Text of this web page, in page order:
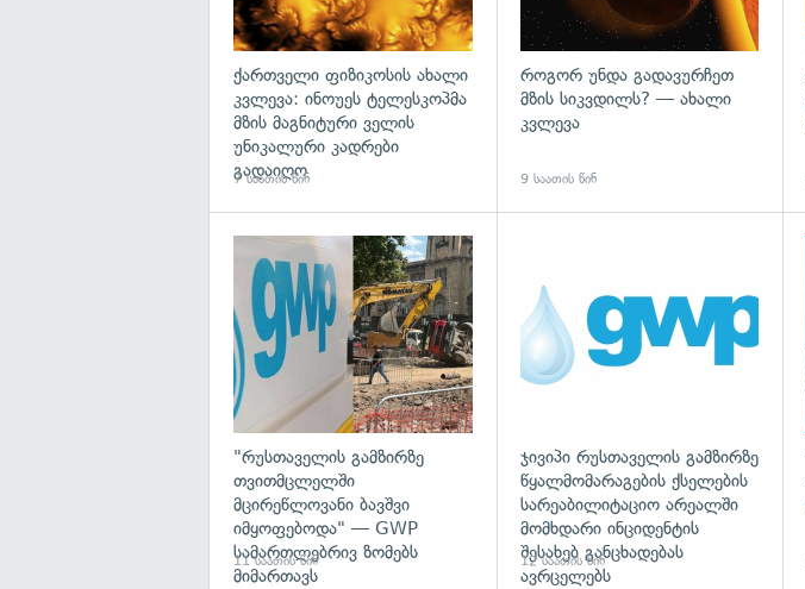
ქართველი ფიზიკოსის ახალი
კვლევა: ინოუეს ტელესკოპმა
მზის მაგნიტური ველის
უნიკალური კადრები
გადაიღო
7 საათის წინ
როგორ უნდა გადავურჩეთ
მზის სიკვდილს? — ახალი
კვლევა
9 საათის წინ
"რუსთაველის გამზირზე
თვითმცლელში
მცირეწლოვანი ბავშვი
იმყოფებოდა" — GWP
სამართლებრივ ზომებს
მიმართავს
11 საათის წინ
ჯივიპი რუსთაველის გამზირზე
წყალმომარაგების ქსელების
სარეაბილიტაციო არეალში
მომხდარი ინციდენტის
შესახებ განცხადებას
ავრცელებს
12 საათის წინ